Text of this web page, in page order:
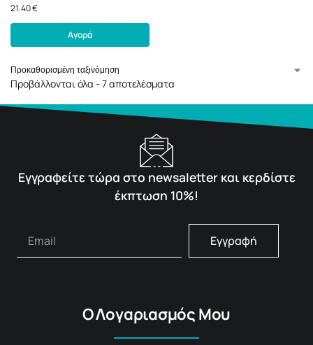
21.40€
Αγορά
Προβάλλονται όλα - 7 αποτελέσματα
Εγγραφείτε τώρα στο newsaletter και κερδίστε
έκπτωση 10%!
Εγγραφή
Ο Λογαριασμός Μου